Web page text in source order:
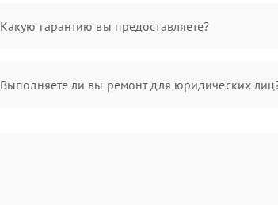
Какую гарантию вы предоставляете?
Выполняете ли вы ремонт для юридических